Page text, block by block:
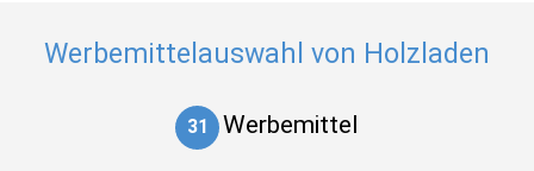
Werbemittelauswahl von Holzladen
31 Werbemittel